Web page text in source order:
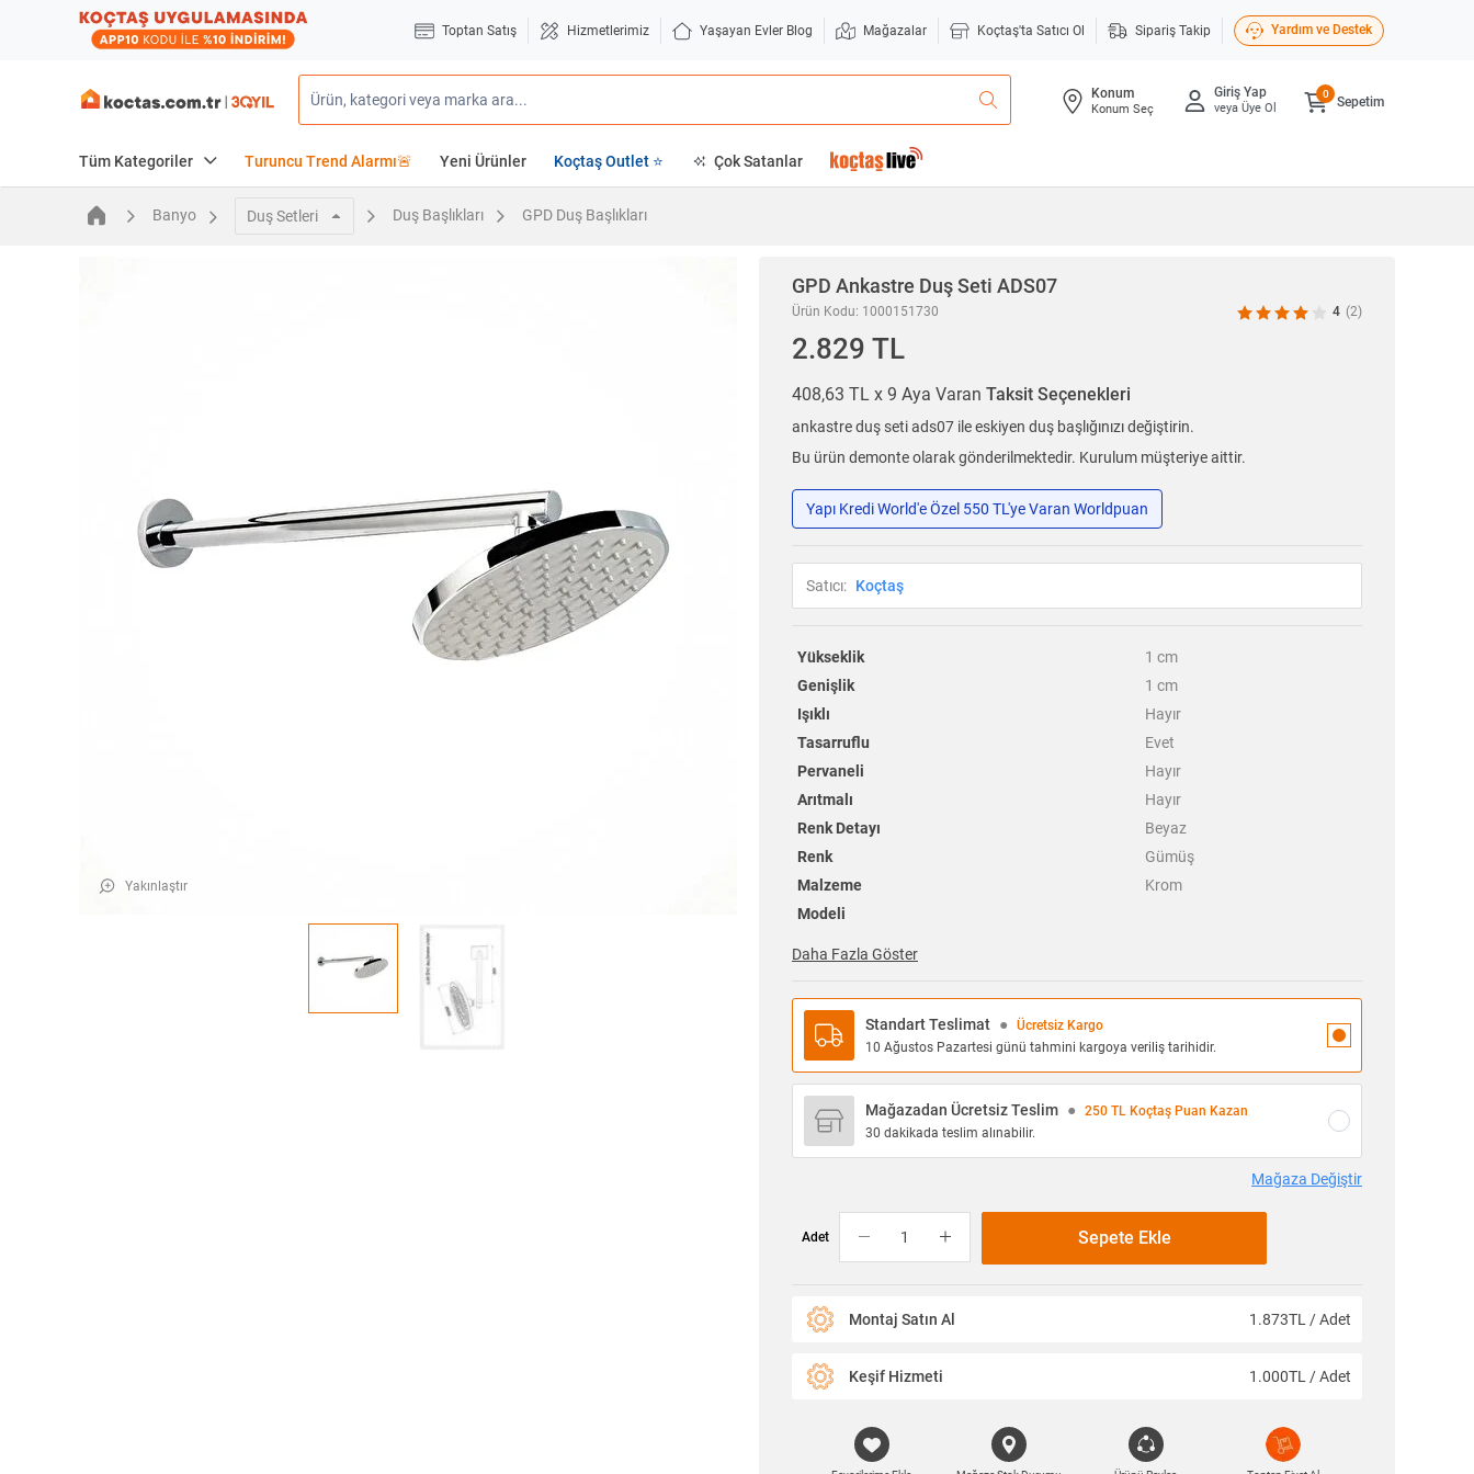
Toptan Satış Hizmetlerimiz Yaşayan Evler Blog Mağazalar Koçtaş'ta Satıcı Ol Sipariş Takip Yardım ve Destek
Konum
Konum Seç
Giriş Yap
veya Üye Ol Sepetim
0
Tüm Kategoriler Turuncu Trend Alarmı🚨 Yeni Ürünler Koçtaş Outlet ⭐ Çok Satanlar
Banyo Duş Setleri Duş Başlıkları GPD Duş Başlıkları
Yakınlaştır
GPD Ankastre Duş Seti ADS07
Ürün Kodu: 1000151730 4 (2)
2.829 TL
408,63 TL x 9 Aya Varan Taksit Seçenekleri
ankastre duş seti ads07 ile eskiyen duş başlığınızı değiştirin.
Bu ürün demonte olarak gönderilmektedir. Kurulum müşteriye aittir.
Yapı Kredi World'e Özel 550 TL'ye Varan Worldpuan
Satıcı: Koçtaş
Yükseklik 1 cm
Genişlik
1 cm
Işıklı
Hayır
Tasarruflu
Evet
Pervaneli
Hayır
Arıtmalı
Hayır
Renk Detayı
Beyaz
Renk
Gümüş
Malzeme
Krom
Modeli
Daha Fazla Göster
Standart Teslimat ●
Ücretsiz Kargo
10 Ağustos Pazartesi günü tahmini kargoya veriliş tarihidir.
Mağazadan Ücretsiz Teslim ●
250 TL Koçtaş Puan Kazan
30 dakikada teslim alınabilir.
Mağaza Değiştir
Adet Sepete Ekle
Montaj Satın Al 1.873TL / Adet
Keşif Hizmeti 1.000TL / Adet